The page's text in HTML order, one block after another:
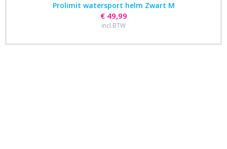
Prolimit watersport helm Zwart M
€ 49,99
incl.BTW